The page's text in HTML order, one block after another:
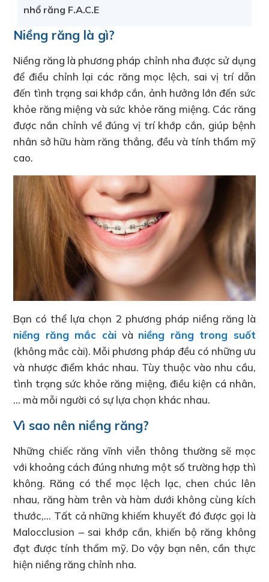
nhổ răng F.A.C.E
Niềng răng là gì?
Niềng răng là phương pháp chỉnh nha được sử dụng
để điều chỉnh lại các răng mọc lệch, sai vị trí dẫn
đến tình trạng sai khớp cắn, ảnh hưởng lớn đến sức
khỏe răng miệng và sức khỏe răng miệng. Các răng
được nắn chỉnh về đúng vị trí khớp cắn, giúp bệnh
nhân sở hữu hàm răng thẳng, đều và tính thẩm mỹ
cao.
Bạn có thể lựa chọn 2 phương pháp niềng răng là
niềng răng mắc càivà niềng răng trong suốt
(không mắc cài). Mỗi phương pháp đều có những ưu
và nhược điểm khác nhau. Tùy thuộc vào nhu cầu,
tình trạng sức khỏe răng miệng, điều kiện cá nhân,
… mà mỗi người có sự lựa chọn khác nhau.
Vì sao nên niềng răng?
Những chiếc răng vĩnh viễn thông thường sẽ mọc
với khoảng cách đúng nhưng một số trường hợp thì
không. Răng có thể mọc lệch lạc, chen chúc lên
nhau, răng hàm trên và hàm dưới không cùng kích
thước,… Tất cả những khiếm khuyết đó được gọi là
Malocclusion – sai khớp cắn, khiến bộ răng không
đạt được tính thẩm mỹ. Do vậy bạn nên, cần thực
hiện niềng răng chỉnh nha.